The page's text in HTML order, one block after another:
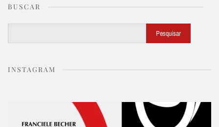
BUSCAR
Pesquisar
INSTAGRAM